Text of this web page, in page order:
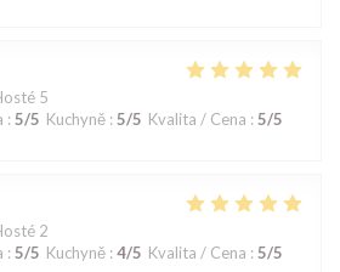
5
: 5/5 Kuchyně : 5/5 Kvalita / Cena : 5/5
2
: 5/5 Kuchyně : 4/5 Kvalita / Cena : 5/5